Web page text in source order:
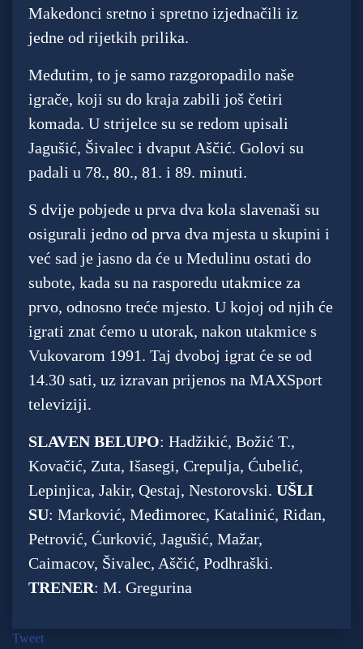
Makedonci sretno i spretno izjednačili iz
jedne od rijetkih prilika.
Međutim, to je samo razgoropadilo naše
igrače, koji su do kraja zabili još četiri
komada. U strijelce su se redom upisali
Jagušić, Šivalec i dvaput Aščić. Golovi su
padali u 78., 80., 81. i 89. minuti.
S dvije pobjede u prva dva kola slavenaši su
osigurali jedno od prva dva mjesta u skupini i
već sad je jasno da će u Medulinu ostati do
subote, kada su na rasporedu utakmice za
prvo, odnosno treće mjesto. U kojoj od njih će
igrati znat ćemo u utorak, nakon utakmice s
Vukovarom 1991. Taj dvoboj igrat će se od
14.30 sati, uz izravan prijenos na MAXSport
televiziji.
SLAVEN BELUPO: Hadžikić, Božić T.,
Kovačić, Zuta, Išasegi, Crepulja, Ćubelić,
Lepinjica, Jakir, Qestaj, Nestorovski. UŠLI
SU: Marković, Međimorec, Katalinić, Riđan,
Petrović, Ćurković, Jagušić, Mažar,
Caimacov, Šivalec, Aščić, Podhraški.
TRENER: M. Gregurina
Tweet